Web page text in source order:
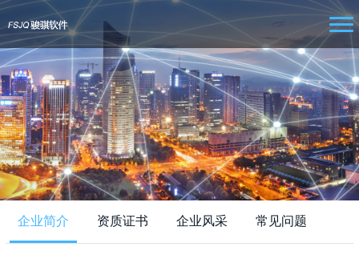
企业简介 资质证书 企业风采 常见问题